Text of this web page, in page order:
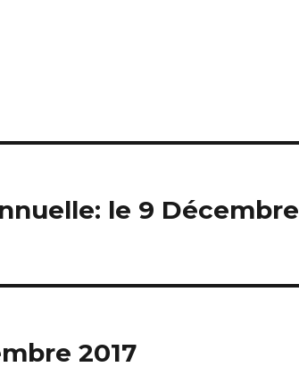
le 9 Décembre
2017